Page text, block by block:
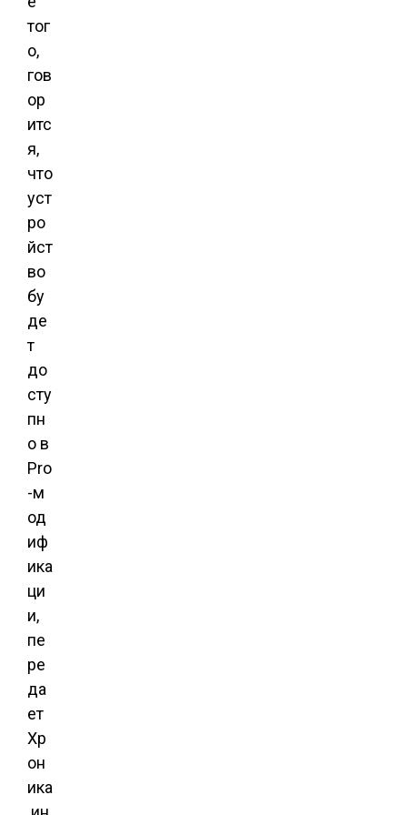
тог
о,
гов
ор
итс
я,
что
уст
ро
йст
во
бу
де
т
до
сту
пн
о в
Pro
-м
од
иф
ика
ци
и,
пе
ре
да
ет
Хр
он
ика